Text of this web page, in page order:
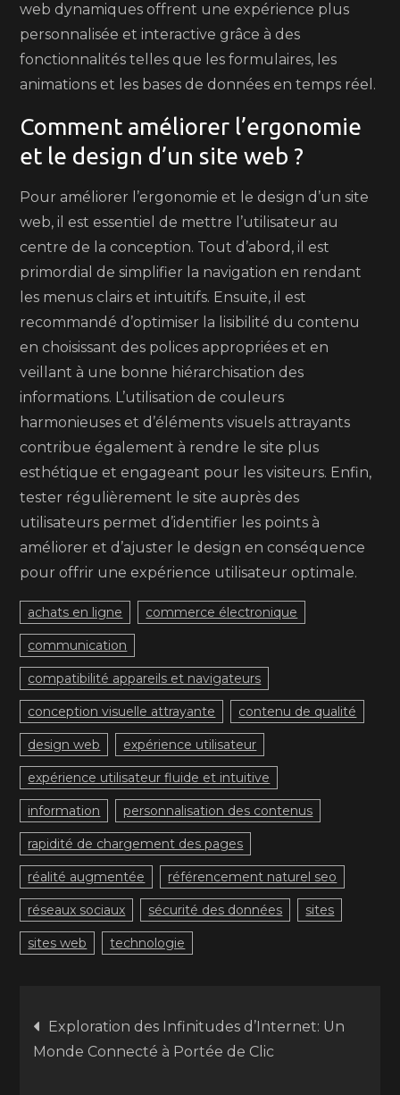
web dynamiques offrent une expérience plus
personnalisée et interactive grâce à des
fonctionnalités telles que les formulaires, les
animations et les bases de données en temps réel.
Comment améliorer l’ergonomie
et le design d’un site web ?
Pour améliorer l’ergonomie et le design d’un site
web, il est essentiel de mettre l’utilisateur au
centre de la conception. Tout d’abord, il est
primordial de simplifier la navigation en rendant
les menus clairs et intuitifs. Ensuite, il est
recommandé d’optimiser la lisibilité du contenu
en choisissant des polices appropriées et en
veillant à une bonne hiérarchisation des
informations. L’utilisation de couleurs
harmonieuses et d’éléments visuels attrayants
contribue également à rendre le site plus
esthétique et engageant pour les visiteurs. Enfin,
tester régulièrement le site auprès des
utilisateurs permet d’identifier les points à
améliorer et d’ajuster le design en conséquence
pour offrir une expérience utilisateur optimale.
achats en ligne commerce électronique
communication
compatibilité appareils et navigateurs
conception visuelle attrayante contenu de qualité
design web expérience utilisateur
expérience utilisateur fluide et intuitive
information personnalisation des contenus
rapidité de chargement des pages
réalité augmentée référencement naturel seo
réseaux sociaux sécurité des données sites
sites web technologie
Navigation
de
Exploration des Infinitudes d’Internet: Un
Monde Connecté à Portée de Clic